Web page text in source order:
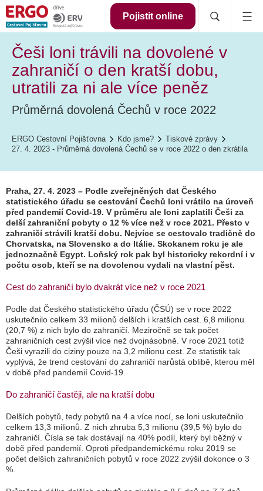
Pojistit online
Češi loni trávili na dovolené v
zahraničí o den kratší dobu,
utratili za ni ale více peněz
Průměrná dovolená Čechů v roce 2022
ERGO Cestovní Pojišťovna Kdo jsme?
Tiskové zprávy
27. 4. 2023 - Průměrná dovolená Čechů se v roce 2022 o den zkrátila
Praha, 27. 4. 2023 – Podle zveřejněných dat Českého
statistického úřadu se cestování Čechů loni vrátilo na úroveň
před pandemií Covid-19. V průměru ale loni zaplatili Češi za
delší zahraniční pobyty o 12 % více než v roce 2021. Přesto v
zahraničí strávili kratší dobu. Nejvíce se cestovalo tradičně do
Chorvatska, na Slovensko a do Itálie. Skokanem roku je ale
jednoznačně Egypt. Loňský rok pak byl historicky rekordní i v
počtu osob, kteří se na dovolenou vydali na vlastní pěst.
Cest do zahraničí bylo dvakrát více než v roce 2021
Podle dat Českého statistického úřadu (ČSÚ) se v roce 2022
uskutečnilo celkem 33 milionů delších i kratších cest. 6,8 milionu
(20,7 %) z nich bylo do zahraničí. Meziročně se tak počet
zahraničních cest zvýšil více než dvojnásobně. V roce 2021 totiž
Češi vyrazili do ciziny pouze na 3,2 milionu cest. Ze statistik tak
vyplývá, že trend cestování do zahraničí narůstá oblibě, kterou měl
v době před pandemií Covid-19.
Do zahraničí častěji, ale na kratší dobu
Delších pobytů, tedy pobytů na 4 a více nocí, se loni uskutečnilo
celkem 13,3 milionů. Z nich zhruba 5,3 milionu (39,5 %) bylo do
zahraničí. Čísla se tak dostávají na 40% podíl, který byl běžný v
době před pandemií. Oproti předpandemickému roku 2019 se
počet delších zahraničních pobytů v roce 2022 zvýšil dokonce o 3
%.